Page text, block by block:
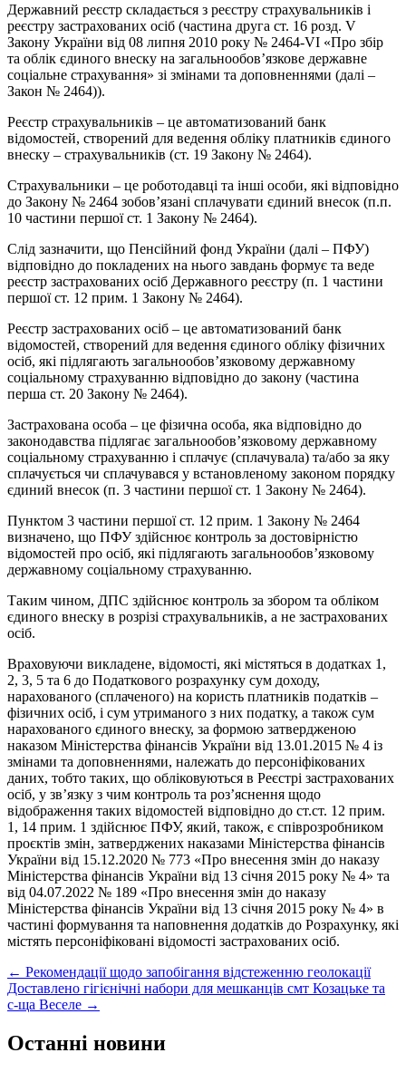
Державний реєстр складається з реєстру страхувальників і
реєстру застрахованих осіб (частина друга ст. 16 розд. V
Закону України від 08 липня 2010 року № 2464-VI «Про збір
та облік єдиного внеску на загальнообов’язкове державне
соціальне страхування» зі змінами та доповненнями (далі –
Закон № 2464)).
Реєстр страхувальників – це автоматизований банк
відомостей, створений для ведення обліку платників єдиного
внеску – страхувальників (ст. 19 Закону № 2464).
Страхувальники – це роботодавці та інші особи, які відповідно
до Закону № 2464 зобов’язані сплачувати єдиний внесок (п.п.
10 частини першої ст. 1 Закону № 2464).
Слід зазначити, що Пенсійний фонд України (далі – ПФУ)
відповідно до покладених на нього завдань формує та веде
реєстр застрахованих осіб Державного реєстру (п. 1 частини
першої ст. 12 прим. 1 Закону № 2464).
Реєстр застрахованих осіб – це автоматизований банк
відомостей, створений для ведення єдиного обліку фізичних
осіб, які підлягають загальнообов’язковому державному
соціальному страхуванню відповідно до закону (частина
перша ст. 20 Закону № 2464).
Застрахована особа – це фізична особа, яка відповідно до
законодавства підлягає загальнообов’язковому державному
соціальному страхуванню і сплачує (сплачувала) та/або за яку
сплачується чи сплачувався у встановленому законом порядку
єдиний внесок (п. 3 частини першої ст. 1 Закону № 2464).
Пунктом 3 частини першої ст. 12 прим. 1 Закону № 2464
визначено, що ПФУ здійснює контроль за достовірністю
відомостей про осіб, які підлягають загальнообов’язковому
державному соціальному страхуванню.
Таким чином, ДПС здійснює контроль за збором та обліком
єдиного внеску в розрізі страхувальників, а не застрахованих
осіб.
Враховуючи викладене, відомості, які містяться в додатках 1,
2, 3, 5 та 6 до Податкового розрахунку сум доходу,
нарахованого (сплаченого) на користь платників податків –
фізичних осіб, і сум утриманого з них податку, а також сум
нарахованого єдиного внеску, за формою затвердженою
наказом Міністерства фінансів України від 13.01.2015 № 4 із
змінами та доповненнями, належать до персоніфікованих
даних, тобто таких, що обліковуються в Реєстрі застрахованих
осіб, у зв’язку з чим контроль та роз’яснення щодо
відображення таких відомостей відповідно до ст.ст. 12 прим.
1, 14 прим. 1 здійснює ПФУ, який, також, є співрозробником
проєктів змін, затверджених наказами Міністерства фінансів
України від 15.12.2020 № 773 «Про внесення змін до наказу
Міністерства фінансів України від 13 січня 2015 року № 4» та
від 04.07.2022 № 189 «Про внесення змін до наказу
Міністерства фінансів України від 13 січня 2015 року № 4» в
частині формування та наповнення додатків до Розрахунку, які
містять персоніфіковані відомості застрахованих осіб.
Post
navigation
← Рекомендації щодо запобігання відстеженню геолокації
Доставлено гігієнічні набори для мешканців смт Козацьке та
с-ща Веселе →
Останні новини